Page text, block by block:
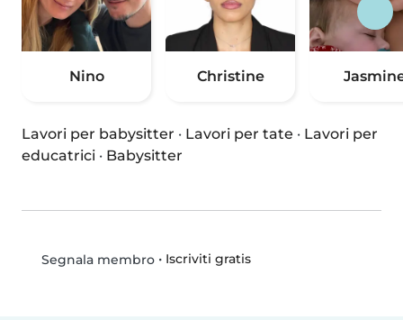
Nino Christine
Lavori per babysitter · Lavori per tate · Lavori per
educatrici · Babysitter
Segnala membro• Iscriviti gratis